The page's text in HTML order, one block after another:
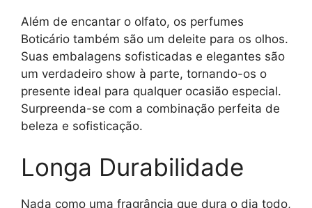
Além de encantar o olfato, os perfumes
Boticário também são um deleite para os olhos.
Suas embalagens sofisticadas e elegantes são
um verdadeiro show à parte, tornando-os o
presente ideal para qualquer ocasião especial.
Surpreenda-se com a combinação perfeita de
beleza e sofisticação.
Longa Durabilidade
Nada como uma fragrância que dura o dia todo,